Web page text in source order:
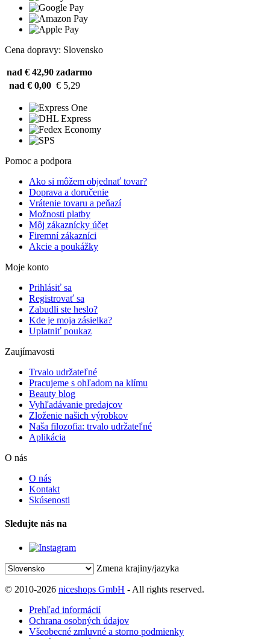
Cena dopravy: Slovensko
nad € 42,90 zadarmo
nad € 0,00 € 5,29
Pomoc a podpora
Ako si môžem objednať tovar?
Doprava a doručenie
Vrátenie tovaru a peňazí
Možnosti platby
Môj zákaznícky účet
Firemní zákazníci
Akcie a poukážky
Moje konto
Prihlásiť sa
Registrovať sa
Zabudli ste heslo?
Kde je moja zásielka?
Uplatniť poukaz
Zaujímavosti
Trvalo udržateľné
Pracujeme s ohľadom na klímu
Beauty blog
Vyhľadávanie predajcov
Zloženie našich výrobkov
Naša filozofia: trvalo udržateľné
Aplikácia
O nás
O nás
Kontakt
Skúsenosti
Sledujte nás na
Zmena krajiny/jazyka
© 2010-2026 niceshops GmbH - All rights reserved.
Prehľad informácií
Ochrana osobných údajov
Všeobecné zmluvné a storno podmienky